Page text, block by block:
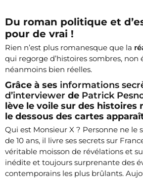
Du roman politique et
pour de vrai !
Rien n’est plus romanesque que la
qui regorge d’histoires sombres, non
néanmoins bien réelles.
Grâce à ses informations
d’interviewer de Patrick
lève le voile sur des histoires
le dessous des cartes
Qui est Monsieur X ? Personne ne le
de 10 ans, il livre ses secrets sur
véritable moisson de révélations et
inédite et toujours surprenante des
contemporains les plus brûlants.